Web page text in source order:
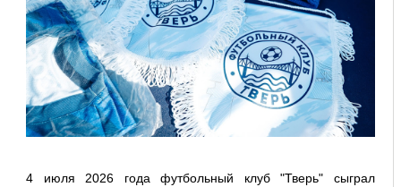
4 июля 2026 года футбольный клуб "Тверь" сыграл